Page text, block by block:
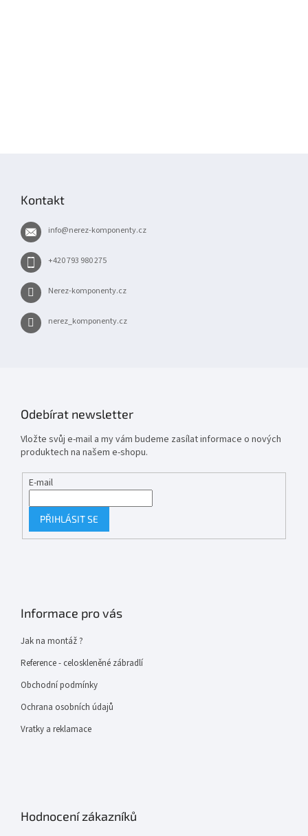
Kontakt
info@nerez-komponenty.cz
+420 793 980 275
Nerez-komponenty.cz
nerez_komponenty.cz
Odebírat newsletter
Vložte svůj e-mail a my vám budeme zasílat informace o nových
produktech na našem e-shopu.
E-mail
PŘIHLÁSIT SE
Informace pro vás
Jak na montáž ?
Reference - celoskleněné zábradlí
Obchodní podmínky
Ochrana osobních údajů
Vratky a reklamace
Hodnocení zákazníků